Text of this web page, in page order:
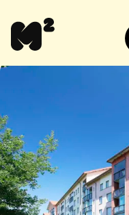
sisältöön
sivuston
käyttöön